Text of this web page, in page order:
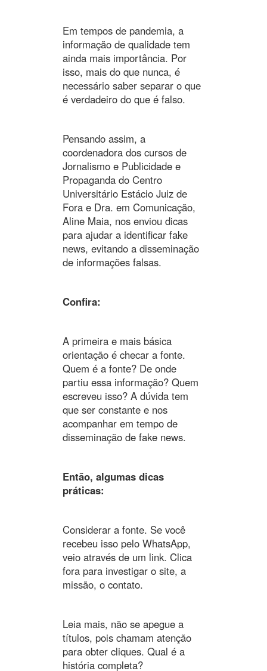
Em tempos de pandemia, a
informação de qualidade tem
ainda mais importância. Por
isso, mais do que nunca, é
necessário saber separar o que
é verdadeiro do que é falso.
Pensando assim, a
coordenadora dos cursos de
Jornalismo e Publicidade e
Propaganda do Centro
Universitário Estácio Juiz de
Fora e Dra. em Comunicação,
Aline Maia, nos enviou dicas
para ajudar a identificar fake
news, evitando a disseminação
de informações falsas.
Confira:
A primeira e mais básica
orientação é checar a fonte.
Quem é a fonte? De onde
partiu essa informação? Quem
escreveu isso? A dúvida tem
que ser constante e nos
acompanhar em tempo de
disseminação de fake news.
Então, algumas dicas
práticas:
Considerar a fonte. Se você
recebeu isso pelo WhatsApp,
veio através de um link. Clica
fora para investigar o site, a
missão, o contato.
Leia mais, não se apegue a
títulos, pois chamam atenção
para obter cliques. Qual é a
história completa?